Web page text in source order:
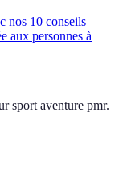
nos 10 conseils
aux personnes à
sport aventure pmr.